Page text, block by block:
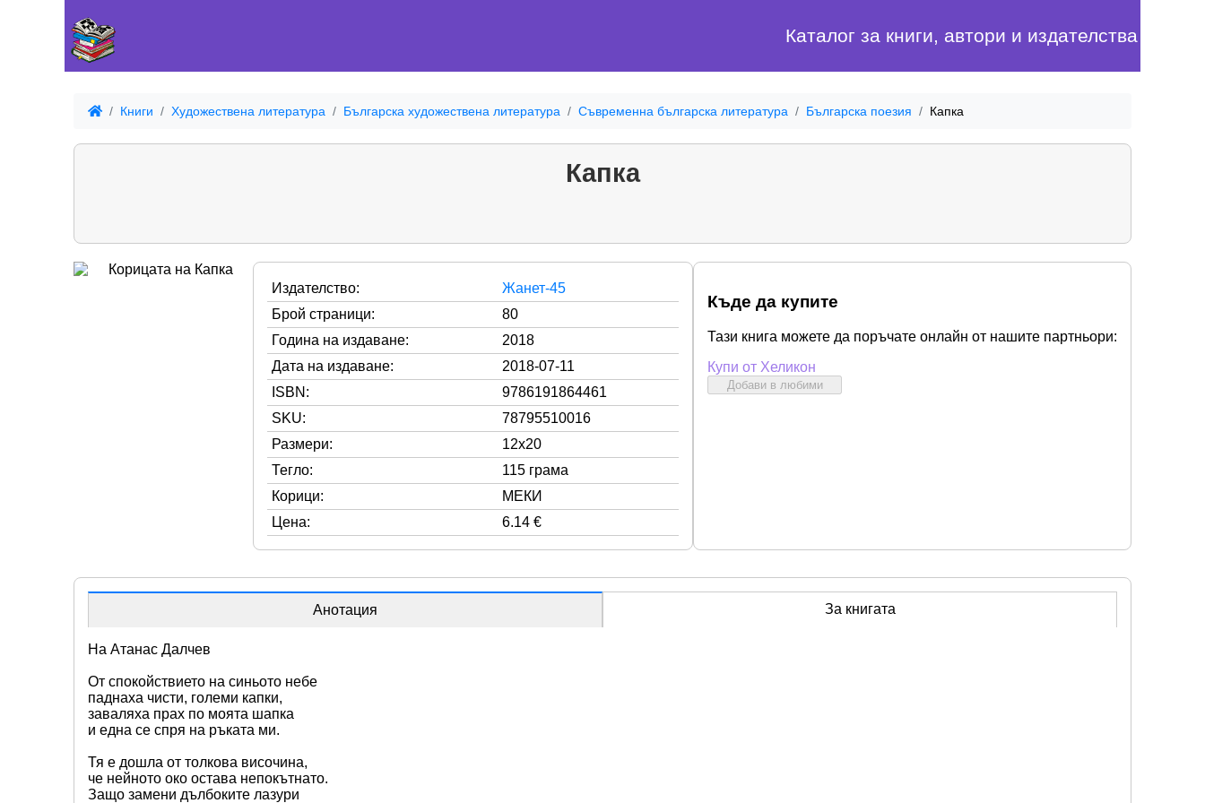
Каталог за книги, автори и издателства
Книги Художествена литература Българска художествена литература Съвременна българска литература Българска поезия Капка
Капка
Издателство:
Жанет-45
Брой страници:
80
Година на издаване:
2018
Дата на издаване:
2018-07-11
ISBN:
9786191864461
SKU:
78795510016
Размери:
12x20
Тегло:
115 грама
Корици:
МЕКИ
Цена:
6.14 €
Къде да купите
Тази книга можете да поръчате онлайн от нашите партньори:
Купи от Хеликон
Добави в любими
Анотация За книгата
На Атанас Далчев
От спокойствието на синьото небе
паднаха чисти, големи капки,
заваляха прах по моята шапка
и една се спря на ръката ми.
Тя е дошла от толкова височина,
че нейното око остава непокътнато.
Защо замени дълбоките лазури